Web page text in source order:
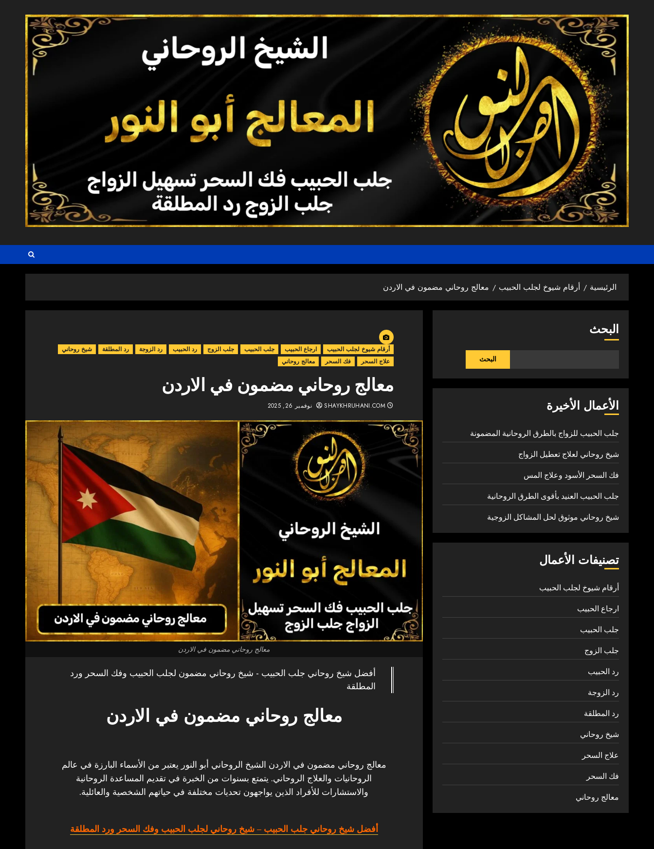
المحتوى
الرئيسية أرقام شيوخ لجلب الحبيب معالج روحاني مضمون في الاردن
أرقام شيوخ لجلب الحبيب ارجاع الحبيب جلب الحبيب جلب الزوج رد الحبيب رد الزوجة رد المطلقة
شيخ روحاني
علاج السحر
فك السحر معالج روحاني
معالج روحاني مضمون في الاردن
SHAYKHRUHANI.COM نوفمبر 26, 2025
معالج روحاني مضمون في الاردن
أفضل شيخ روحاني جلب الحبيب - شيخ روحاني مضمون لجلب الحبيب وفك السحر ورد
المطلقة
معالج روحاني مضمون في الاردن
معالج روحاني مضمون في الاردن الشيخ الروحاني أبو النور يعتبر من الأسماء البارزة في عالم
الروحانيات والعلاج الروحاني. يتمتع بسنوات من الخبرة في تقديم المساعدة الروحانية
والاستشارات للأفراد الذين يواجهون تحديات مختلفة في حياتهم الشخصية والعائلية.
أفضل شيخ روحاني جلب الحبيب – شيخ روحاني لجلب الحبيب وفك السحر ورد المطلقة
البحث
البحث
الأعمال الأخيرة
جلب الحبيب للزواج بالطرق الروحانية المضمونة
شيخ روحاني لعلاج تعطيل الزواج
فك السحر الأسود وعلاج المس
جلب الحبيب العنيد بأقوى الطرق الروحانية
شيخ روحاني موثوق لحل المشاكل الزوجية
تصنيفات الأعمال
أرقام شيوخ لجلب الحبيب
ارجاع الحبيب
جلب الحبيب
جلب الزوج
رد الحبيب
رد الزوجة
رد المطلقة
شيخ روحاني
علاج السحر
فك السحر
معالج روحاني